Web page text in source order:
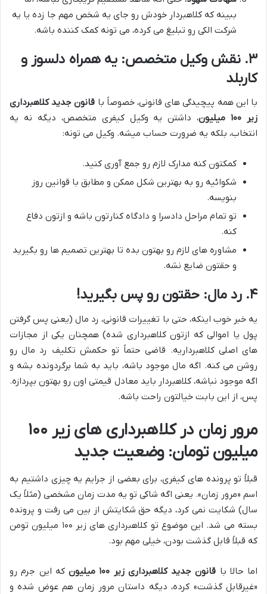
ببینه که کلاهبردار خودش رو جای یه شخص مهم جا زده یا یه
شرکت الکی رو تبلیغ می کرده، می تونه کمک کننده باشه.
۳. نقش وکیل متخصص: یه همراه دلسوز و
کاربلد
با این همه پیچیدگی های قانونی، خصوصاً با قانون جدید کلاهبرداری
زیر ۱۰۰ میلیون
، داشتن یه وکیل کیفری متخصص، دیگه نه یه
انتخاب، بلکه یه ضرورت حساب میشه. وکیل می تونه:
کمکتون کنه مدارک لازم رو جمع آوری کنید.
شکوائیه رو به بهترین شکل ممکن و مطابق با قوانین روز
بنویسه.
تو تمام مراحل دادسرا و دادگاه کنارتون باشه و ازتون دفاع
کنه.
مشاوره های لازم رو بهتون بده تا بهترین تصمیم ها رو بگیرید
و حقتون ضایع نشه.
۴. رد مال: حقتون رو پس بگیرید!
یه خبر خوب اینکه، حتی با تغییرات قانونی، رد مال (یعنی پس گرفتن
پول یا اموالی که ازتون کلاهبرداری شده) همچنان یکی از مجازات
های اصلی کلاهبرداریه. قاضی حتماً تو حکمش تکلیف رد مال رو
روشن می کنه. اگه مال موجود باشه، باید به شما برگردونده بشه و
اگه موجود نباشه، کلاهبردار باید معادل قیمتی اون رو بهتون بپردازه.
پس، از این بابت خیالتون راحت باشه.
مرور زمان در کلاهبرداری های زیر ۱۰۰
میلیون تومان: وضعیت جدید
قبلاً تو پرونده های کیفری، برای بعضی از جرایم یه چیزی داشتیم به
اسم «مرور زمان». یعنی اگه شاکی تو یه مدت زمان مشخصی (مثلاً یک
سال) شکایت نمی کرد، دیگه حق شکایتش از بین می رفت و پرونده
بسته می شد. این موضوع تو کلاهبرداری های زیر ۱۰۰ میلیون تومن
که قبلاً قابل گذشت بودن، خیلی مهم بود.
اما حالا با قانون جدید کلاهبرداری زیر ۱۰۰ میلیون
که این جرم رو
«غیرقابل گذشت» کرده، دیگه داستان مرور زمان هم عوض شده و